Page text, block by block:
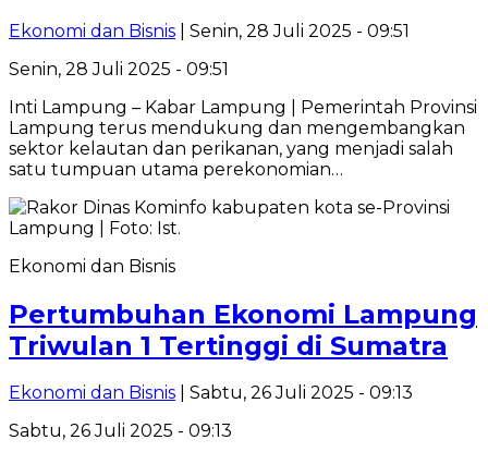
Ekonomi dan Bisnis | Senin, 28 Juli 2025 - 09:51
Senin, 28 Juli 2025 - 09:51
Inti Lampung – Kabar Lampung | Pemerintah Provinsi
Lampung terus mendukung dan mengembangkan
sektor kelautan dan perikanan, yang menjadi salah
satu tumpuan utama perekonomian…
Ekonomi dan Bisnis
Pertumbuhan Ekonomi Lampung
Triwulan 1 Tertinggi di Sumatra
Ekonomi dan Bisnis | Sabtu, 26 Juli 2025 - 09:13
Sabtu, 26 Juli 2025 - 09:13